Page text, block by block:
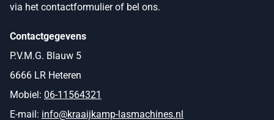
via het contactformulier of bel ons.
Contactgegevens
P.V.M.G. Blauw 5
6666 LR Heteren
Mobiel: 06-11564321
E-mail: info@kraaijkamp-lasmachines.nl